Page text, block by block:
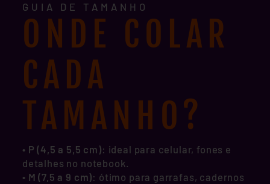
GUIA DE TAMANHO
ONDE COLAR
CADA
TAMANHO?
• P (4,5 a 5,5 cm): ideal para celular, fones e
detalhes no notebook.
• M (7,5 a 9 cm): ótimo para garrafas, cadernos